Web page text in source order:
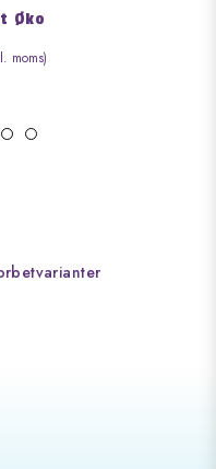
Øko